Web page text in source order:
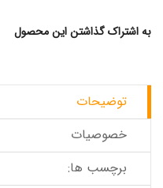
به اشتراک گذاشتن این محصول
توضیحات
خصوصیات
برچسب ها: